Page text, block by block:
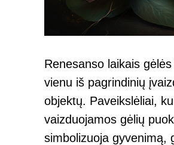
Renesanso laikais
vienu iš pagrindinių
objektų. Paveikslėliai,
vaizduojamos gėlių
simbolizuoja gyvenimą,